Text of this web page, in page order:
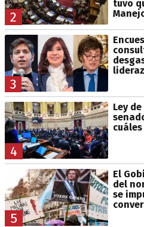
2
tuvo
3
4
Ley
5
El
del
se